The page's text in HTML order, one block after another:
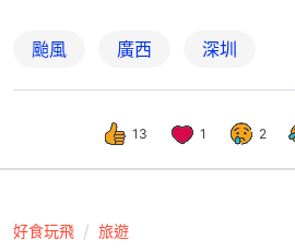
颱風 廣西 深圳
13 1 2
好食玩飛 旅遊